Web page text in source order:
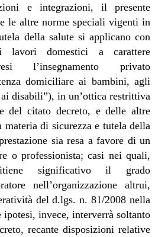
e integrazioni, il presente
le altre norme speciali vigenti in
della salute si applicano con
lavori domestici a carattere
l’insegnamento privato
domiciliare ai bambini, agli
disabili”), in un’ottica restrittiva
del citato decreto, e delle altre
di sicurezza e tutela della
sia resa a favore di un
o professionista; casi nei quali,
significativo il grado
nell’organizzazione altrui,
del d.lgs. n. 81/2008 nella
ipotesi, invece, interverrà soltanto
recante disposizioni relative